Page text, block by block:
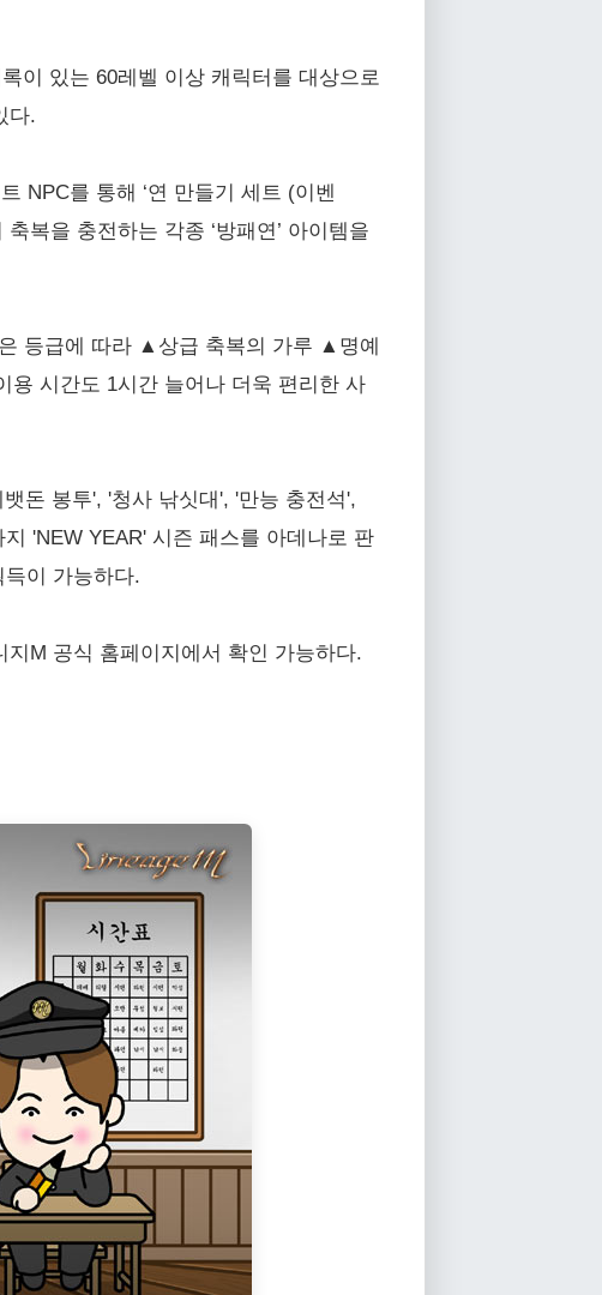
이 있는 60레벨 이상 캐릭터를 대상으로
다.
NPC를 통해 ‘연 만들기 세트 (이벤
복을 충전하는 각종 ‘방패연’ 아이템을
은 등급에 따라 ▲상급 축복의 가루 ▲명예
시간도 1시간 늘어나 더욱 편리한 사
돈 봉투', '청사 낚싯대', '만능 충전석',
'NEW YEAR' 시즌 패스를 아데나로 판
이 가능하다.
지M 공식 홈페이지에서 확인 가능하다.